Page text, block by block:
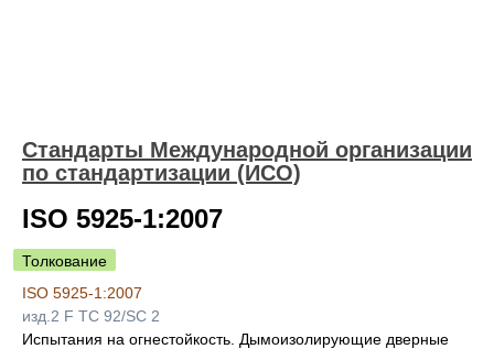
Стандарты Международной организации
по стандартизации (ИСО)
ISO 5925-1:2007
Толкование
ISO 5925-1:2007
изд.2 F TC 92/SC 2
Испытания на огнестойкость. Дымоизолирующие дверные